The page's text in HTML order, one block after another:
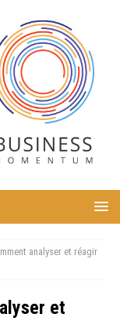
analyser et réagir
et